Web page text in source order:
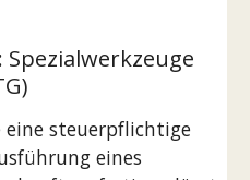
Spezialwerkzeuge
eine steuerpflichtige
eines